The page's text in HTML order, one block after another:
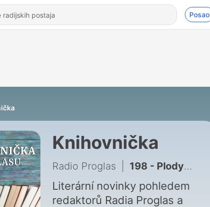
Posao
Knihovnička
Radio Proglas 198 - Plody posedlosti
Literární novinky pohledem
redaktorů Radia Proglas a